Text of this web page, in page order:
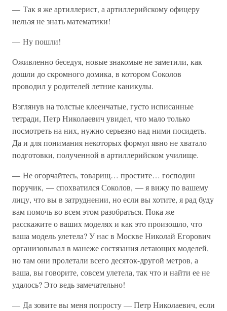
— Так я же артиллерист, а артиллерийскому офицеру
нельзя не знать математики!
— Ну пошли!
Оживленно беседуя, новые знакомые не заметили, как
дошли до скромного домика, в котором Соколов
проводил у родителей летние каникулы.
Взглянув на толстые клеенчатые, густо исписанные
тетради, Петр Николаевич увидел, что мало только
посмотреть на них, нужно серьезно над ними посидеть.
Да и для понимания некоторых формул явно не хватало
подготовки, полученной в артиллерийском училище.
— Не огорчайтесь, товарищ… простите… господин
поручик, — спохватился Соколов, — я вижу по вашему
лицу, что вы в затруднении, но если вы хотите, я рад буду
вам помочь во всем этом разобраться. Пока же
расскажите о ваших моделях и как это произошло, что
ваша модель улетела? У нас в Москве Николай Егорович
организовывал в манеже состязания летающих моделей,
но там они пролетали всего десяток-другой метров, а
ваша, вы говорите, совсем улетела, так что и найти ее не
удалось? Это ведь замечательно!
— Да зовите вы меня попросту — Петр Николаевич, если